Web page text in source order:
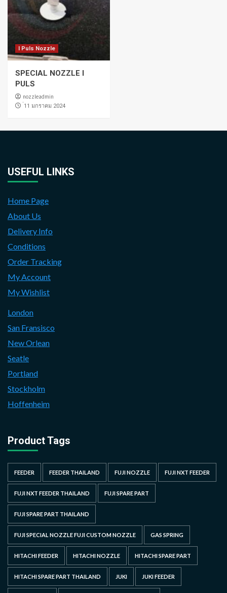
I Puls Nozzle
SPECIAL NOZZLE I
PULS
nozzleadmin
่11 มกราคม 2024
USEFUL LINKS
Home Page
About Us
Delivery Info
Conditions
Order Tracking
My Account
My Wishlist
London
San Fransisco
New Orlean
Seatle
Portland
Stockholm
Hoffenheim
Product Tags
FEEDER FEEDER THAILAND FUJI NOZZLE FUJI NXT FEEDER
FUJI NXT FEEDER THAILAND FUJI SPARE PART
FUJI SPARE PART THAILAND
FUJI SPECIAL NOZZLE FUJI CUSTOM NOZZLE GAS SPRING
HITACHI FEEDER HITACHI NOZZLE HITACHI SPARE PART
HITACHI SPARE PART THAILAND JUKI JUKI FEEDER